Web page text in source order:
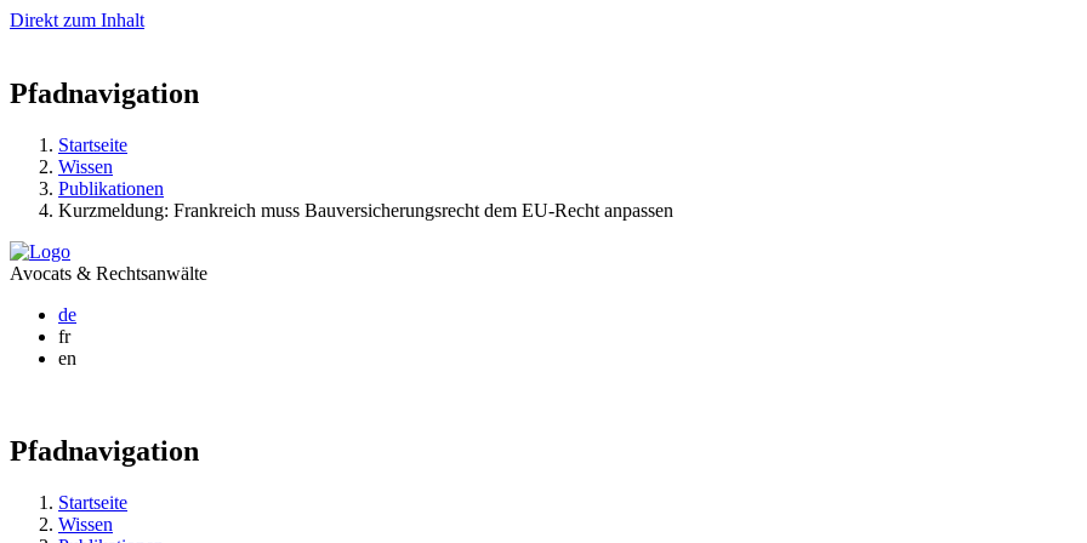
Direkt zum Inhalt
Pfadnavigation
Startseite
Wissen
Publikationen
Kurzmeldung: Frankreich muss Bauversicherungsrecht dem EU-Recht anpassen
Avocats & Rechtsanwälte
de
fr
en
Pfadnavigation
Startseite
Wissen